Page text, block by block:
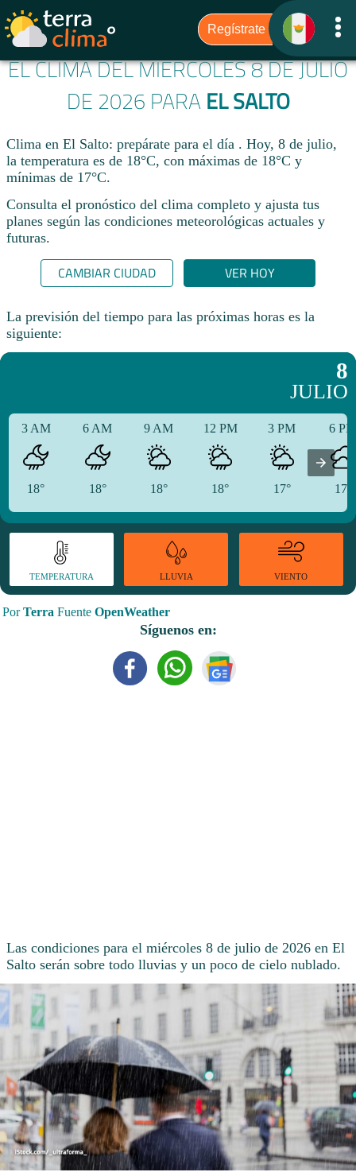
EL CLIMA DEL MIÉRCOLES 8 DE JULIO
DE 2026 PARA EL SALTO
Clima en El Salto: prepárate para el día . Hoy, 8 de julio,
la temperatura es de 18°C, con máximas de 18°C y
mínimas de 17°C.
Consulta el pronóstico del clima completo y ajusta tus
planes según las condiciones meteorológicas actuales y
futuras.
CAMBIAR CIUDAD VER HOY
La previsión del tiempo para las próximas horas es la
siguiente:
8
JULIO
3 AM
18°
6 AM
18°
9 AM
18°
12 PM
18°
3 PM
17°
6
17°
TEMPERATURA LLUVIA VIENTO
PorTerra Fuente OpenWeather
Síguenos en:
Las condiciones para el miércoles 8 de julio de 2026 en El
Salto serán sobre todo lluvias y un poco de cielo nublado.